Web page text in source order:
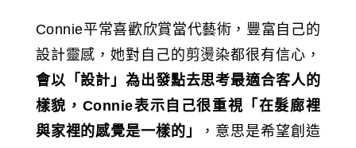
Connie平常喜歡欣賞當代藝術，豐富自己的
設計靈感，她對自己的剪燙染都很有信心，
會以「設計」為出發點去思考最適合客人的
樣貌，Connie表示自己很重視「在髮廊裡
與家裡的感覺是一樣的」
，意思是希望創造